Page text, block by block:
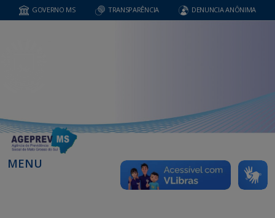
GOVERNO MS TRANSPARÊNCIA DENUNCIA ANÔNIMA
MENU